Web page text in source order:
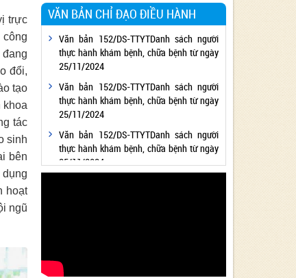
trực
công
đổi,
tạo
khoa
tác
sinh
bên
hoạt
ngũ
VĂN BẢN CHỈ ĐẠO ĐIỀU HÀNH
Văn bản 152/DS-TTYTDanh sách người
thực hành khám bệnh, chữa bệnh từ ngày
25/11/2024
Văn bản 152/DS-TTYTDanh sách người
thực hành khám bệnh, chữa bệnh từ ngày
25/11/2024
Văn bản 152/DS-TTYTDanh sách người
thực hành khám bệnh, chữa bệnh từ ngày
25/11/2024
2024 - Lĩnh vực Y tế